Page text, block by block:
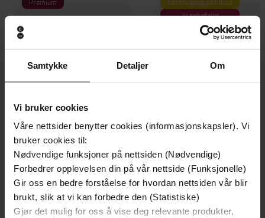
Samtykke Detaljer Om
Vi bruker cookies
Våre nettsider benytter cookies (informasjonskapsler). Vi
bruker cookies til:
Nødvendige funksjoner på nettsiden (Nødvendige)
Forbedrer opplevelsen din på vår nettside (Funksjonelle)
Gir oss en bedre forståelse for hvordan nettsiden vår blir
brukt, slik at vi kan forbedre den (Statistiske)
Gjør det mulig for oss å vise deg relevante produkter,
79,-
En lykkelig familie
Stian Hjelvin Andersen
Vi anbefaler
109,-
Mysteriet på Capri
Anders De la Motte